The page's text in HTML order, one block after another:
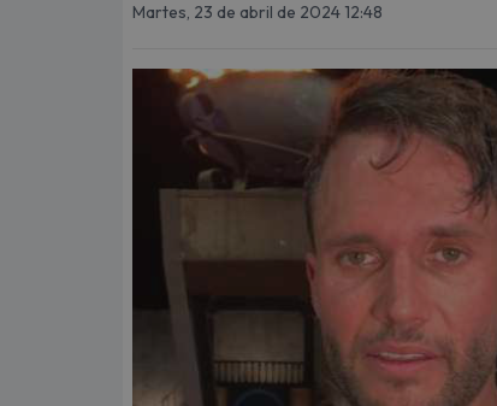
Martes, 23 de abril de 2024 12:48